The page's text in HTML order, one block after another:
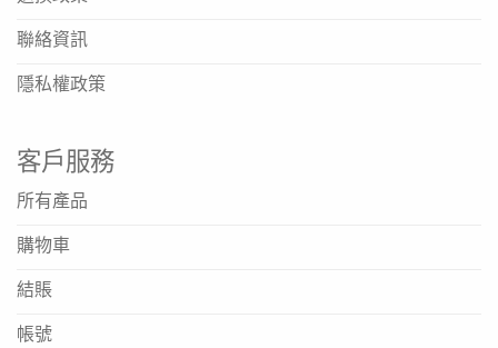
量，Fortisip Compact Protein 營保健有準確的營養成
治療前、中、後期更需要比一般人多1 倍營養，癌症或療程
有可能造成不同副作用反應，例如食慾不振、口腔潰瘍、吞
嚥困難等，會令病者進食量不足、營養不良、及體重下降。
斷療程。
用。不含麩質，低升糖及低納，高血壓或糖尿病患者亦可放
聯絡資訊
隱私權政策
客戶服務
所有產品
購物車
結賬
帳號